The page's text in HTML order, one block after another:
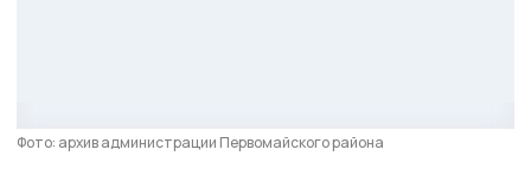
Фото: архив администрации Первомайского района